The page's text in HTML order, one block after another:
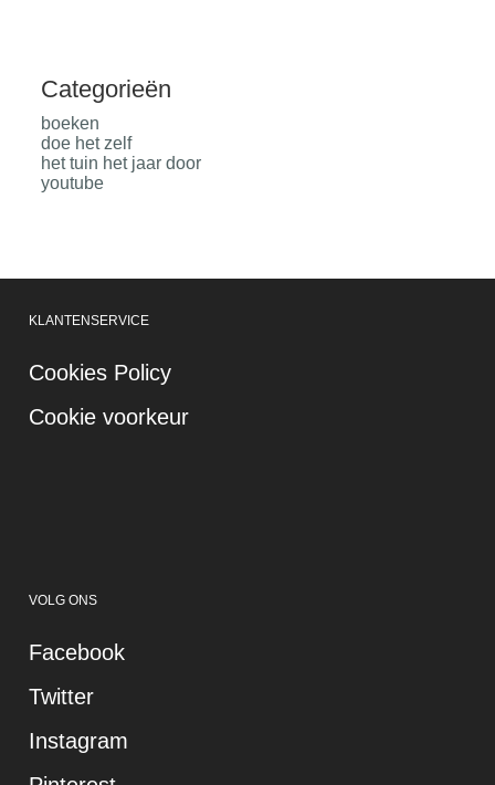
Categorieën
boeken
doe het zelf
het tuin het jaar door
youtube
KLANTENSERVICE
Cookies Policy
Cookie voorkeur
VOLG ONS
Facebook
Twitter
Instagram